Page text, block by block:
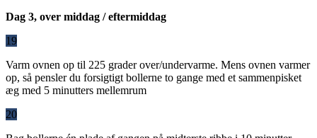
Dag 3, over middag / eftermiddag
19
Varm ovnen op til 225 grader over/undervarme. Mens ovnen varmer
op, så pensler du forsigtigt bollerne to gange med et sammenpisket
æg med 5 minutters mellemrum
20